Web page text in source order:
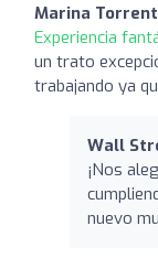
Marina Torrent
Experiencia
un trato
trabajando ya
Wall
¡Nos
nuevo